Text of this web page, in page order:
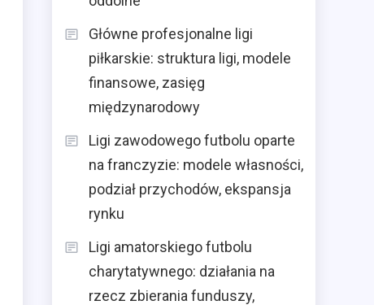
Główne profesjonalne ligi
piłkarskie: struktura ligi, modele
finansowe, zasięg
międzynarodowy
Ligi zawodowego futbolu oparte
na franczyzie: modele własności,
podział przychodów, ekspansja
rynku
Ligi amatorskiego futbolu
charytatywnego: działania na
rzecz zbierania funduszy,